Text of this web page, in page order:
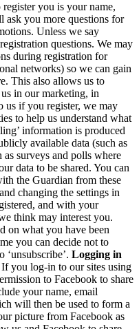
you is your name,
ask you more questions for
Unless we say
questions. We may
during registration for
networks) so we can gain
This also allows us to
in our marketing, in
us if you register, we may
to help us understand what
information is produced
available data (such as
surveys and polls where
data to be shared. You can
the Guardian from these
changing the settings in
and with your
think may interest you.
on what you have been
you can decide not to
‘unsubscribe’. Logging in
If you log-in to our sites using
to Facebook to share
your name, email
will then be used to form a
picture from Facebook as